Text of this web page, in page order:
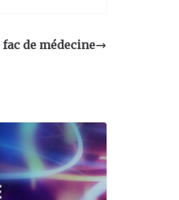
fac de médecine